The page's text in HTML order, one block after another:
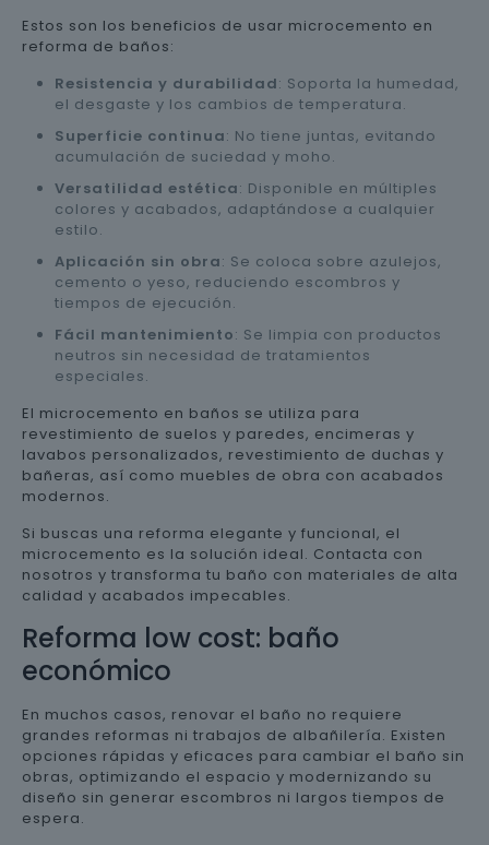
Estos son los beneficios de usar microcemento en
reforma de baños:
Resistencia y durabilidad: Soporta la humedad,
el desgaste y los cambios de temperatura.
Superficie continua: No tiene juntas, evitando
acumulación de suciedad y moho.
Versatilidad estética: Disponible en múltiples
colores y acabados, adaptándose a cualquier
estilo.
Aplicación sin obra: Se coloca sobre azulejos,
cemento o yeso, reduciendo escombros y
tiempos de ejecución.
Fácil mantenimiento: Se limpia con productos
neutros sin necesidad de tratamientos
especiales.
El microcemento en baños se utiliza para
revestimiento de suelos y paredes, encimeras y
lavabos personalizados, revestimiento de duchas y
bañeras, así como muebles de obra con acabados
modernos.
Si buscas una reforma elegante y funcional, el
microcemento es la solución ideal. Contacta con
nosotros y transforma tu baño con materiales de alta
calidad y acabados impecables.
Reforma low cost: baño
económico
En muchos casos, renovar el baño no requiere
grandes reformas ni trabajos de albañilería. Existen
opciones rápidas y eficaces para cambiar el baño sin
obras, optimizando el espacio y modernizando su
diseño sin generar escombros ni largos tiempos de
espera.